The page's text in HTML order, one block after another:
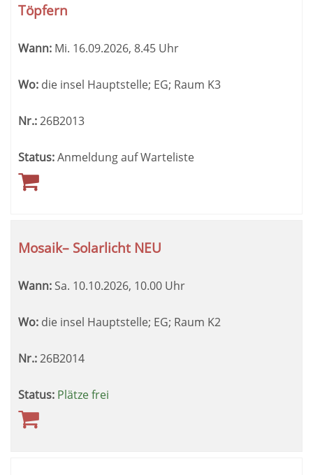
Töpfern
Wann: Mi. 16.09.2026, 8.45 Uhr
Wo: die insel Hauptstelle; EG; Raum K3
Nr.:26B2013
Status:Anmeldung auf Warteliste
Mosaik– Solarlicht NEU
Wann: Sa. 10.10.2026, 10.00 Uhr
Wo: die insel Hauptstelle; EG; Raum K2
Nr.:26B2014
Status: Plätze frei